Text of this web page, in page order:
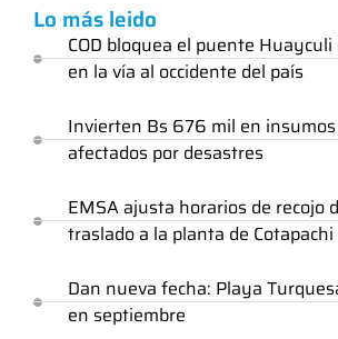
Lo más leido
COD bloquea el puente
en la vía al occidente del país
Invierten Bs 676 mil en
afectados por desastres
EMSA ajusta horarios de recojo
traslado a la planta de Cotapachi
Dan nueva fecha: Playa
en septiembre